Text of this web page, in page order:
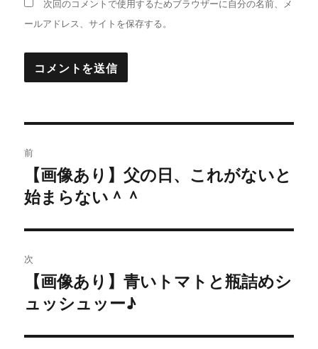
次回のコメントで使用するためブラウザーに自分の名前、メ
ールアドレス、サイトを保存する。
稿
ナ
ビ
ゲ
ー
シ
前
去
投
稿:
【画像あり】父の日、これがないと
始まらない＾＾
次
の
稿:
【画像あり】青いトマトと瓶詰めシ
ュッシュッー♪